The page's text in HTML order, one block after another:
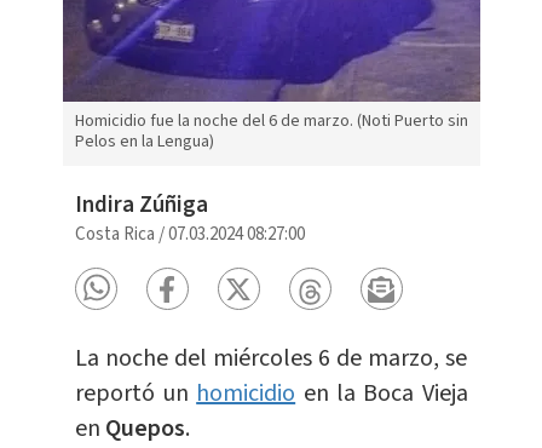
Homicidio fue la noche del 6 de marzo. (Noti Puerto sin
Pelos en la Lengua)
Indira Zúñiga
Costa Rica /07.03.2024 08:27:00
La noche del miércoles 6 de marzo, se
reportó unhomicidioen la Boca Vieja
en Quepos.